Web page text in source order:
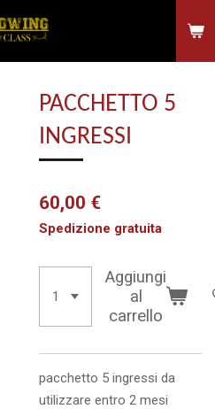
PACCHETTO 5
INGRESSI
60,00 €
Spedizione gratuita
Aggiungi
al
carrello
pacchetto 5 ingressi da
utilizzare entro 2 mesi